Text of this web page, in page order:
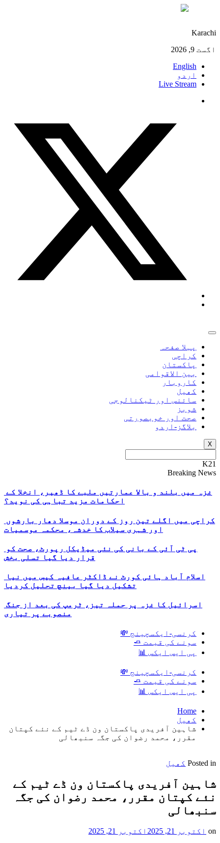
Karachi
اگست 9, 2026
English
اردو
Live Stream
پہلا صفحہ
کراچی
پاکستان
بین الاقوامی
کاروبار
کھیل
سائنس اور ٹیکنالوجی
شوبز
صحت اور خوبصورتی
بلاگز-اردو
X
K21
Breaking News
غزہ میں بلند و بالا عمارتیں ملبے کا ڈھیر، انخلا کے
احکامات مزید تباہی کی نوید؟
کراچی میں اگلے تین روز کے دوران موسلا دھار بارشوں
اور شہری سیلاب کا خدشہ، محکمہ موسمیات
پی ٹی آئی کے بانی کی نئی میڈیکل رپورٹ، صحت کو
قرار دیا گیا تسلی بخش
اسلام آباد ہائی کورٹ نے ڈاکٹر عافیہ کیس میں نیا
تشکیل دیا گیا بینچ تحلیل کردیا
اسرائیل کا غزہ پر حملہ تیز، ٹرمپ کی بعد از جنگ
منصوبے پر تیاری
کرنسی-ایکسچینج 💸
سونے کی قیمت 🧈
پی ایس ایکس 📊
کرنسی-ایکسچینج 💸
سونے کی قیمت 🧈
پی ایس ایکس 📊
Home
کھیل
شاہین آفریدی پاکستان ون ڈے ٹیم کے نئے کپتان
مقرر، محمد رضوان کی جگہ سنبھالی
Posted in کھیل
شاہین آفریدی پاکستان ون ڈے ٹیم کے
نئے کپتان مقرر، محمد رضوان کی جگہ
سنبھالی
on اکتوبر 21, 2025
اکتوبر 21, 2025